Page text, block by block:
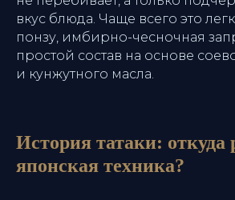
вкус блюда. Чаще всего это
понзу, имбирно-чесночная
простой состав на основе
и кунжутного масла.
История татаки: откуда
японская техника?